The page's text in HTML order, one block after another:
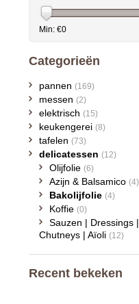
Min: €0
Categorieën
pannen (169)
messen (2)
elektrisch (15)
keukengerei (8)
tafelen (73)
delicatessen (12)
Olijfolie (6)
Azijn & Balsamico (4)
Bakolijfolie (4)
Koffie (0)
Sauzen | Dressings |
Chutneys | Aïoli (12)
Recent bekeken